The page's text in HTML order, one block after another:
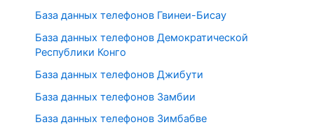
База данных телефонов Гвинеи-Бисау
База данных телефонов Демократической
Республики Конго
База данных телефонов Джибути
База данных телефонов Замбии
База данных телефонов Зимбабве